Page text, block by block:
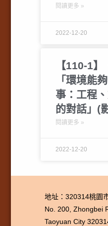
閱讀更多 »
2022-12-20
【110-1】
「環境能
事：工程
的對話」(
閱讀更多 »
2022-12-20
地址：320314桃園
No. 200, Zhongbei
Taoyuan City